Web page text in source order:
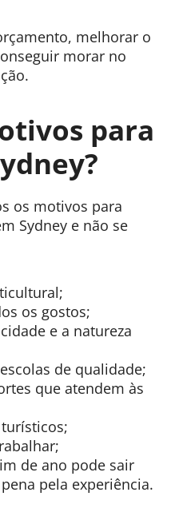
melhorar o
morar no
para
os motivos para
Sydney e não se
os gostos;
e a natureza
de qualidade;
que atendem às
de ano pode sair
pela experiência.